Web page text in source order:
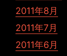
2011年8月
2011年7月
2011年6月